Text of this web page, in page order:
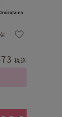
税込